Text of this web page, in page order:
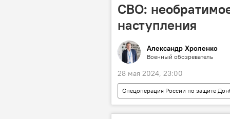
СВО:
наступления
Александр Хроленко
Военный обозреватель
28 мая 2024, 23:00
Спецоперация России по защите
Вооружение
США